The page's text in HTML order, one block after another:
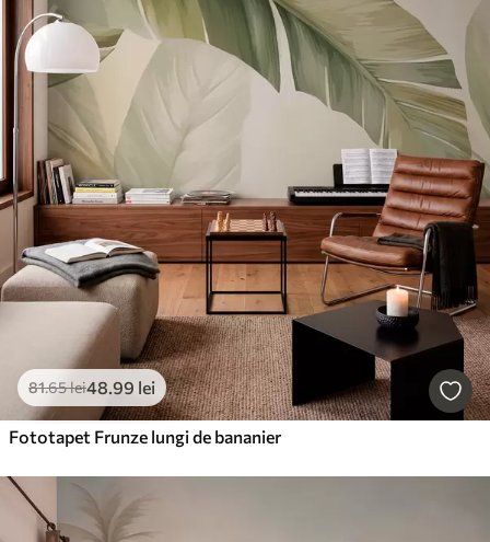
81.65lei48.99 lei
Fototapet Frunze lungi de bananier